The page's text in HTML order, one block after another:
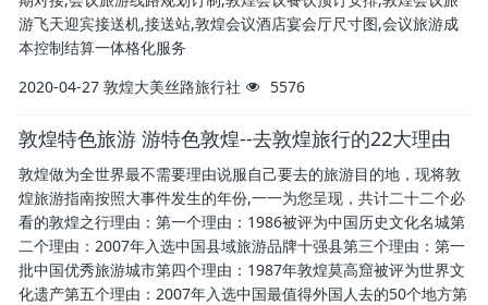
游飞天迎宾接送机,接送站,敦煌会议酒店宴会厅尺寸图,会议旅游成
本控制结算一体格化服务
2020-04-27 敦煌大美丝路旅行社 5576
敦煌特色旅游 游特色敦煌--去敦煌旅行的22大理由
敦煌做为全世界最不需要理由说服自己要去的旅游目的地，现将敦
煌旅游指南按照大事件发生的年份,一一为您呈现，共计二十二个必
看的敦煌之行理由：第一个理由：1986被评为中国历史文化名城第
二个理由：2007年入选中国县域旅游品牌十强县第三个理由：第一
批中国优秀旅游城市第四个理由：1987年敦煌莫高窟被评为世界文
化遗产第五个理由：2007年入选中国最值得外国人去的50个地方第